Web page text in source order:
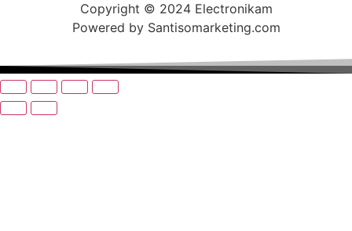
Copyright © 2024 Electronikam
Powered by Santisomarketing.com